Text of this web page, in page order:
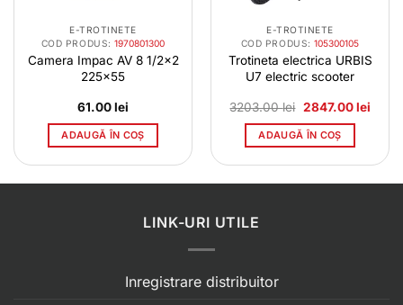
E-TROTINETE
COD PRODUS:1970801300
Camera Impac AV 8 1/2×2
225×55
61.00lei
ADAUGĂ ÎN COȘ
E-TROTINETE
COD PRODUS:105300105
Trotineta electrica URBIS
U7 electric scooter
3203.00lei Prețul
a
fost:
2847.00leiPrețul
ADAUGĂ ÎN COȘ
LINK-URI UTILE
Inregistrare distribuitor